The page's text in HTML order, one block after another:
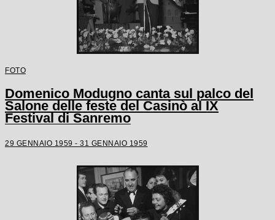
FOTO
Domenico Modugno canta sul palco del
Salone delle feste del Casinò al IX
Festival di Sanremo
29 GENNAIO 1959 - 31 GENNAIO 1959